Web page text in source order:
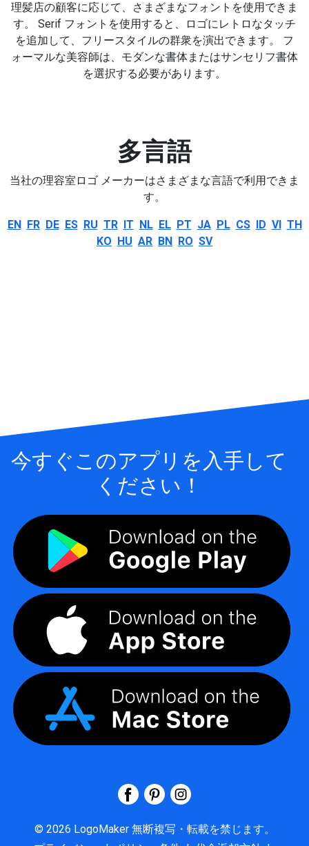
理髪店の顧客に応じて、さまざまなフォントを使用できま
す。 Serif フォントを使用すると、ロゴにレトロなタッチ
を追加して、フリースタイルの群衆を演出できます。 フ
ォーマルな美容師は、モダンな書体またはサンセリフ書体
を選択する必要があります。
多言語
当社の理容室ロゴ メーカーはさまざまな言語で利用できま
す。
EN FR DE ES RU TR IT NL EL PT JA PL CS ID VI TH
KO HU AR BN RO SV
今すぐこのアプリを入手して
ください！
© 2026 LogoMaker 無断複写・転載を禁じます。